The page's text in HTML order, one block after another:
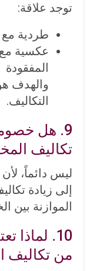
توجد علاقة:
طردية مع
عكسية مع
المفقودة
والهدف
التكاليف.
9. هل
تكاليف
ليس دائماً،
إلى زيادة
الموازنة بين
10. لماذا
من تكاليف